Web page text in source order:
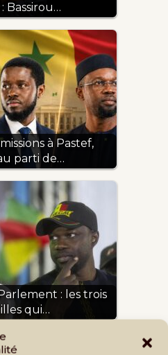
Bassirou…
à Pastef,
parti de…
: les trois
qui…